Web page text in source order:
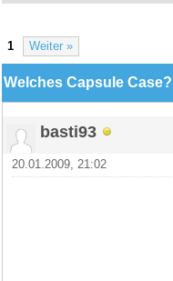
1 Weiter »
Welches Capsule
basti93
20.01.2009, 21:02